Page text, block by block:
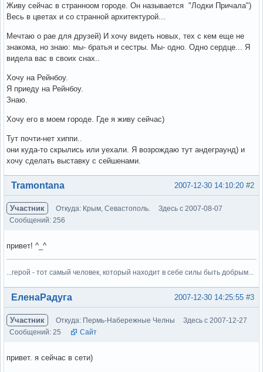
Живу сейчас в странноом городе. Он называется "Лодки Причала")
Весь в цветах и со странной архитектурой...
Мечтаю о рае для друзей) И хочу видеть новых, тех с кем еще не
знакома, но знаю: мы- братья и сестры. Мы- одно. Одно сердце... Я
видела вас в своих снах..
Хочу на Рейнбоу.
Я приеду на Рейнбоу.
Знаю.
Хочу его в моем городе. Где я живу сейчас)
Тут почти-нет хиппи..
они куда-то скрылись или уехали. Я возрождаю тут андеграунд) и
хочу сделать выставку с сейшенами.
Вне форума #2
2007-12-30 14:10:20
Tramontana
Участник Откуда: Крым, Севастополь.
Здесь с 2007-08-07
Сообщений: 256
привет! ^_^
...герой - тот самый человек, который находит в себе силы быть добрым...
Вне форума #3
2007-12-30 14:25:55
ЕленаРадуга
Участник Откуда: Пермь-Набережные Челны
Здесь с 2007-12-27
Сообщений: 25
Сайт
привет. я сейчас в сети)